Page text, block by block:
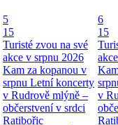
5
15
Turisté zvou na své
akce v srpnu 2026
Kam za kopanou v
srpnu Letní koncerty
v Rudrově mlýně –
občerstvení v srdci
Ratibořic
6
15
v